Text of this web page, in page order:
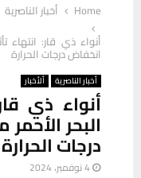
Home
أخبار الناصرية
أنواء ذي قار: انتهاء
انخفاض درجات الحرارة
أخبار الناصرية ألأخبار
أنواء ذي
البحر
درجات الحرارة
4 نوفمبر، 2024